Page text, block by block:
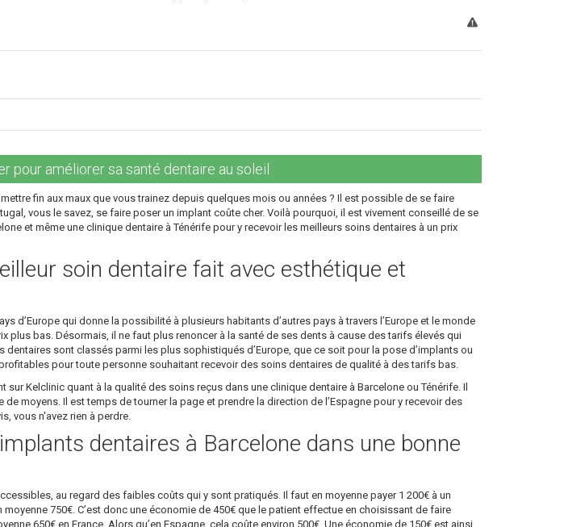
pour améliorer sa santé dentaire au soleil
fin aux maux que vous trainez depuis quelques mois ou années ? Il est possible de se faire
vous le savez, se faire poser un implant coûte cher. Voilà pourquoi, il est vivement conseillé de se
et même une clinique dentaire à Ténérife pour y recevoir les meilleurs soins dentaires à un prix
soin dentaire fait avec esthétique et
d’Europe qui donne la possibilité à plusieurs habitants d’autres pays à travers l’Europe et le monde
plus bas. Désormais, il ne faut plus renoncer à la santé de ses dents à cause des tarifs élevés qui
sont classés parmi les plus sophistiqués d’Europe, que ce soit pour la pose d’implants ou
pour toute personne souhaitant recevoir des soins dentaires de qualité à des tarifs bas.
Kelclinic quant à la qualité des soins reçus dans une clinique dentaire à Barcelone ou Ténérife. Il
moyens. Il est temps de tourner la page et prendre la direction de l’Espagne pour y recevoir des
vous n'avez rien à perdre.
dentaires à Barcelone dans une bonne
au regard des faibles coûts qui y sont pratiqués. Il faut en moyenne payer 1 200€ à un
750€. C’est donc une économie de 450€ que le patient effectue en choisissant de faire
650€ en France. Alors qu’en Espagne, cela coûte environ 500€. Une économie de 150€ est ainsi